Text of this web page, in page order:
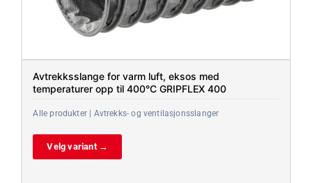
Avtrekksslange for varm luft, eksos med
temperaturer opp til 400°C GRIPFLEX 400
Alle produkter | Avtrekks- og ventilasjonsslanger
Velg variant →